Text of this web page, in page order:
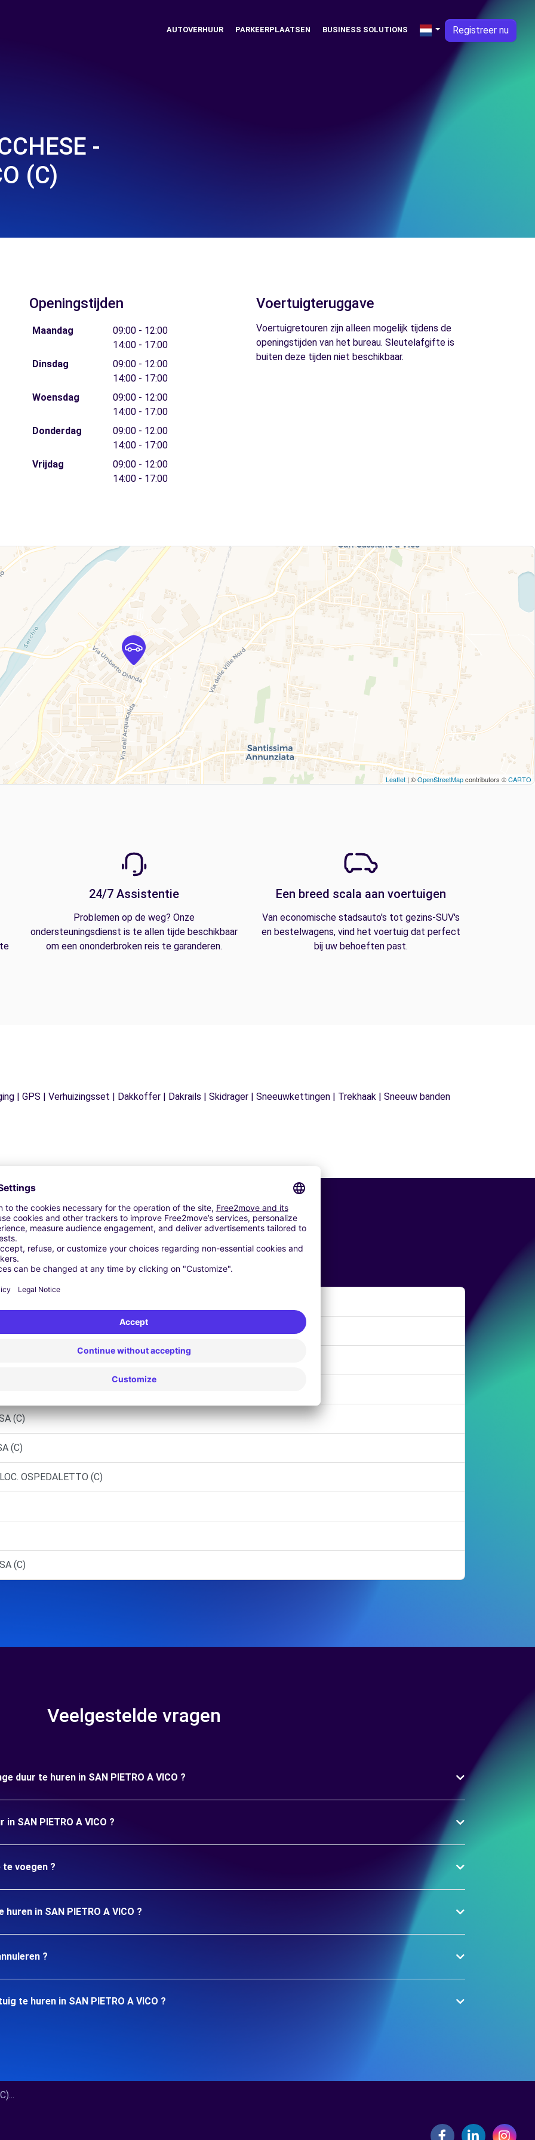
AUTOVERHUUR PARKEERPLAATSEN BUSINESS SOLUTIONS Registreer nu
-
(C)
Openingstijden
Maandag
09:00 - 12:00
14:00 - 17:00
Dinsdag
09:00 - 12:00
14:00 - 17:00
Woensdag
09:00 - 12:00
14:00 - 17:00
Donderdag
09:00 - 12:00
14:00 - 17:00
Vrijdag
09:00 - 12:00
14:00 - 17:00
Voertuigteruggave
Voertuigretouren zijn alleen mogelijk tijdens de
openingstijden van het bureau. Sleutelafgifte is
buiten deze tijden niet beschikbaar.
Leaflet | ©OpenStreetMapcontributors ©CARTO
24/7 Assistentie
Problemen op de weg? Onze
ondersteuningsdienst is te allen tijde beschikbaar
om een ononderbroken reis te garanderen.
Een breed scala aan voertuigen
Van economische stadsauto's tot gezins-SUV's
en bestelwagens, vind het voertuig dat perfect
bij uw behoeften past.
| GPS | Verhuizingsset | Dakkoffer | Dakrails | Skidrager | Sneeuwkettingen | Trekhaak | Sneeuw banden
Vergelijkbare Agentschappen
(C)
(C)
OSPEDALETTO (C)
(C)
Veelgestelde vragen
duur te huren in SAN PIETRO A VICO ?
SAN PIETRO A VICO ?
voegen ?
in SAN PIETRO A VICO ?
?
te huren in SAN PIETRO A VICO ?